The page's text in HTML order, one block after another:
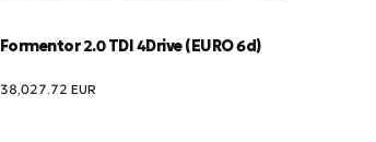
Formentor 2.0 TDI 4Drive (EURO 6d)
38,027.72 EUR